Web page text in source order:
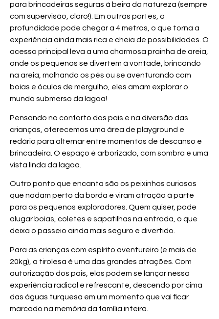
para brincadeiras seguras à beira da natureza (sempre
com supervisão, claro!). Em outras partes, a
profundidade pode chegar a 4 metros, o que torna a
experiência ainda mais rica e cheia de possibilidades. O
acesso principal leva a uma charmosa prainha de areia,
onde os pequenos se divertem à vontade, brincando
na areia, molhando os pés ou se aventurando com
boias e óculos de mergulho, eles amam explorar o
mundo submerso da lagoa!
Pensando no conforto dos pais e na diversão das
crianças, oferecemos uma área de playground e
redário para alternar entre momentos de descanso e
brincadeira. O espaço é arborizado, com sombra e uma
vista linda da lagoa.
Outro ponto que encanta são os peixinhos curiosos
que nadam perto da borda e viram atração à parte
para os pequenos exploradores. Quem quiser, pode
alugar boias, coletes e sapatilhas na entrada, o que
deixa o passeio ainda mais seguro e divertido.
Para as crianças com espírito aventureiro (e mais de
20kg), a tirolesa é uma das grandes atrações. Com
autorização dos pais, elas podem se lançar nessa
experiência radical e refrescante, descendo por cima
das águas turquesa em um momento que vai ficar
marcado na memória da família inteira.